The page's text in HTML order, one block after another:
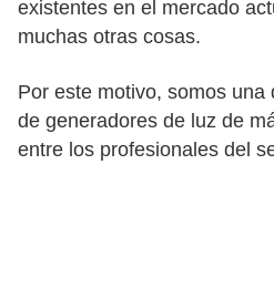
existentes en el mercado
muchas otras cosas.
Por este motivo, somos una
de generadores de luz de
entre los profesionales del